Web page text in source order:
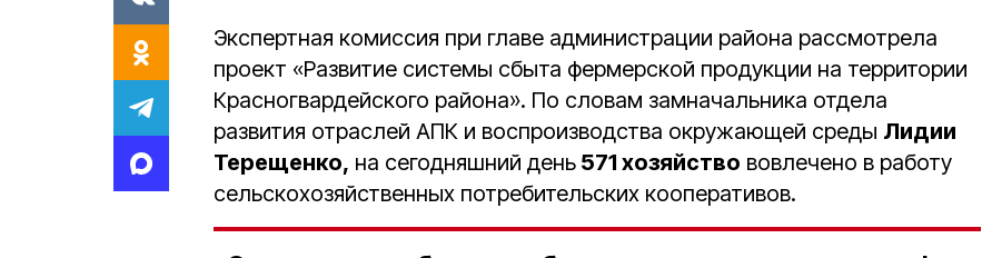
Экспертная комиссия при главе администрации района рассмотрела
проект «Развитие системы сбыта фермерской продукции на территории
Красногвардейского района». По словам замначальника отдела
развития отраслей АПК и воспроизводства окружающей среды Лидии
Терещенко, на сегодняшний день 571 хозяйство вовлечено в работу
сельскохозяйственных потребительских кооперативов.